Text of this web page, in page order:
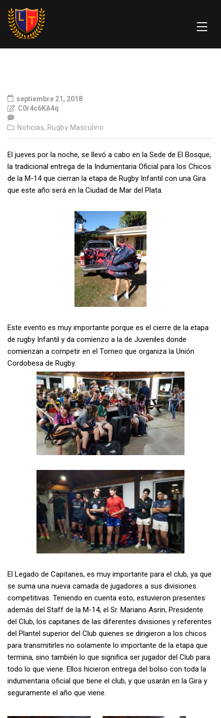
septiembre 21, 2018
C0r4c6KA4q
Noticias, Rugby Masculino
El jueves por la noche, se llevó a cabo en la Sede de El Bosque,
la tradicional entrega de la Indumentaria Oficial para los Chicos
de la M-14 que cierran la etapa de Rugby Infantil con una Gira
que este año será en la Ciudad de Mar del Plata.
Este evento es muy importante porque es el cierre de la etapa
de rugby Infantil y da comienzo a la de Juveniles donde
comienzan a competir en el Torneo que organiza la Unión
Cordobesa de Rugby.
El Legado de Capitanes, es muy importante para el club, ya que
se suma una nueva camada de jugadores a sus divisiones
competitivas. Teniendo en cuenta esto, estuvieron presentes
además del Staff de la M-14, el Sr. Mariano Asrin, Presidente
del Club, los capitanes de las diferentes divisiones y referentes
del Plantel superior del Club quienes se dirigieron a los chicos
para transmitirles no solamente lo importante de la etapa que
termina, sino también lo que significa ser jugador del Club para
todo lo que viene. Ellos hicieron entrega del bolso con toda la
indumentaria oficial que tiene el club, y que usarán en la Gira y
seguramente el año que viene.